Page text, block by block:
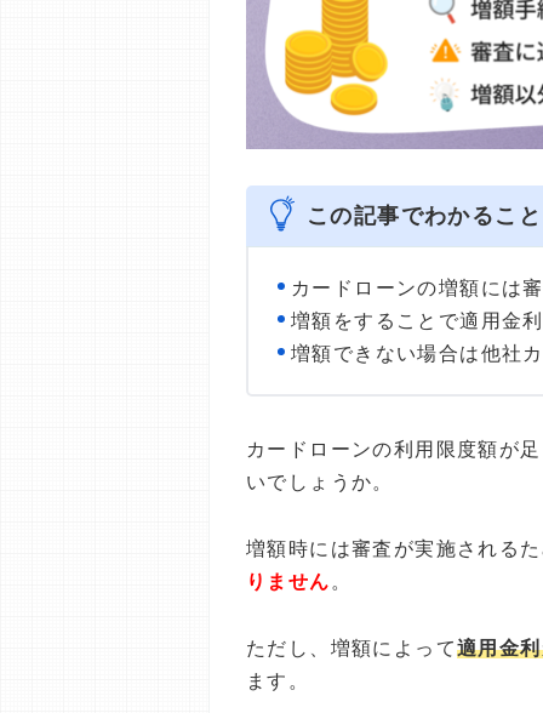
この記事でわかること
カードローンの増額には
増額をすることで適用金
増額できない場合は他社
カードローンの利用限度額が
いでしょうか。
増額時には審査が実施される
りません。
ただし、増額によって適用金
ます。